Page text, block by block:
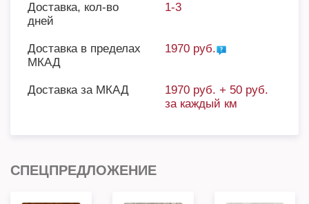
Доставка, кол-во
дней
1-3
Доставка в пределах
МКАД
1970 руб.
Доставка за МКАД
1970 руб. + 50 руб.
за каждый км
СПЕЦПРЕДЛОЖЕНИЕ